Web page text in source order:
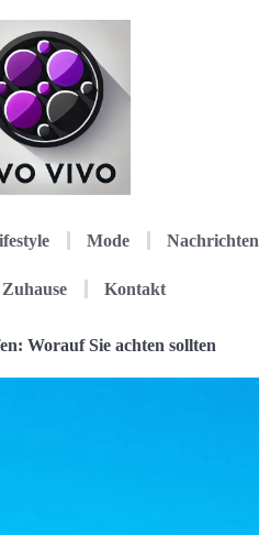
Mode Nachrichten
Zuhause Kontakt
Worauf Sie achten sollten